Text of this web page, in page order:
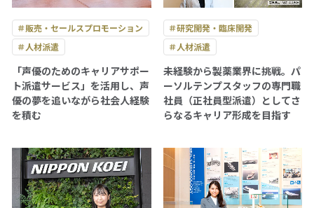
＃販売・セールスプロモーション
＃人材派遣
「声優のためのキャリアサポー
ト派遣サービス」を活用し、声
優の夢を追いながら社会人経験
を積む
＃研究開発・臨床開発
＃人材派遣
未経験から製薬業界に挑戦。パ
ーソルテンプスタッフの専門職
社員（正社員型派遣）としてさ
らなるキャリア形成を目指す